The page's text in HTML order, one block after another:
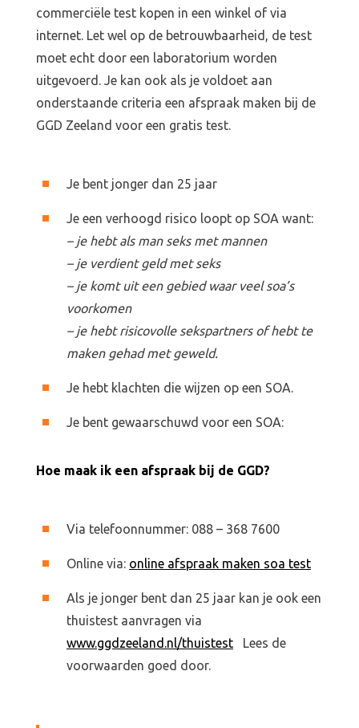
Blog
Over ons
Contact
commerciële test kopen in een winkel of via
internet. Let wel op de betrouwbaarheid, de test
moet echt door een laboratorium worden
uitgevoerd. Je kan ook als je voldoet aan
onderstaande criteria een afspraak maken bij de
GGD Zeeland voor een gratis test.
Je bent jonger dan 25 jaar
Je een verhoogd risico loopt op SOA want:
– je hebt als man seks met mannen
– je verdient geld met seks
– je komt uit een gebied waar veel soa’s
voorkomen
– je hebt risicovolle sekspartners of hebt te
maken gehad met geweld.
Je hebt klachten die wijzen op een SOA.
Je bent gewaarschuwd voor een SOA:
Hoe maak ik een afspraak bij de GGD?
Via telefoonnummer: 088 – 368 7600
Online via: online afspraak maken soa test
Als je jonger bent dan 25 jaar kan je ook een
thuistest aanvragen via
www.ggdzeeland.nl/thuistest Lees de
voorwaarden goed door.